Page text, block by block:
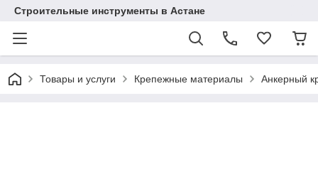
Строительные инструменты в Астане
Товары и услуги Крепежные материалы Анкерный